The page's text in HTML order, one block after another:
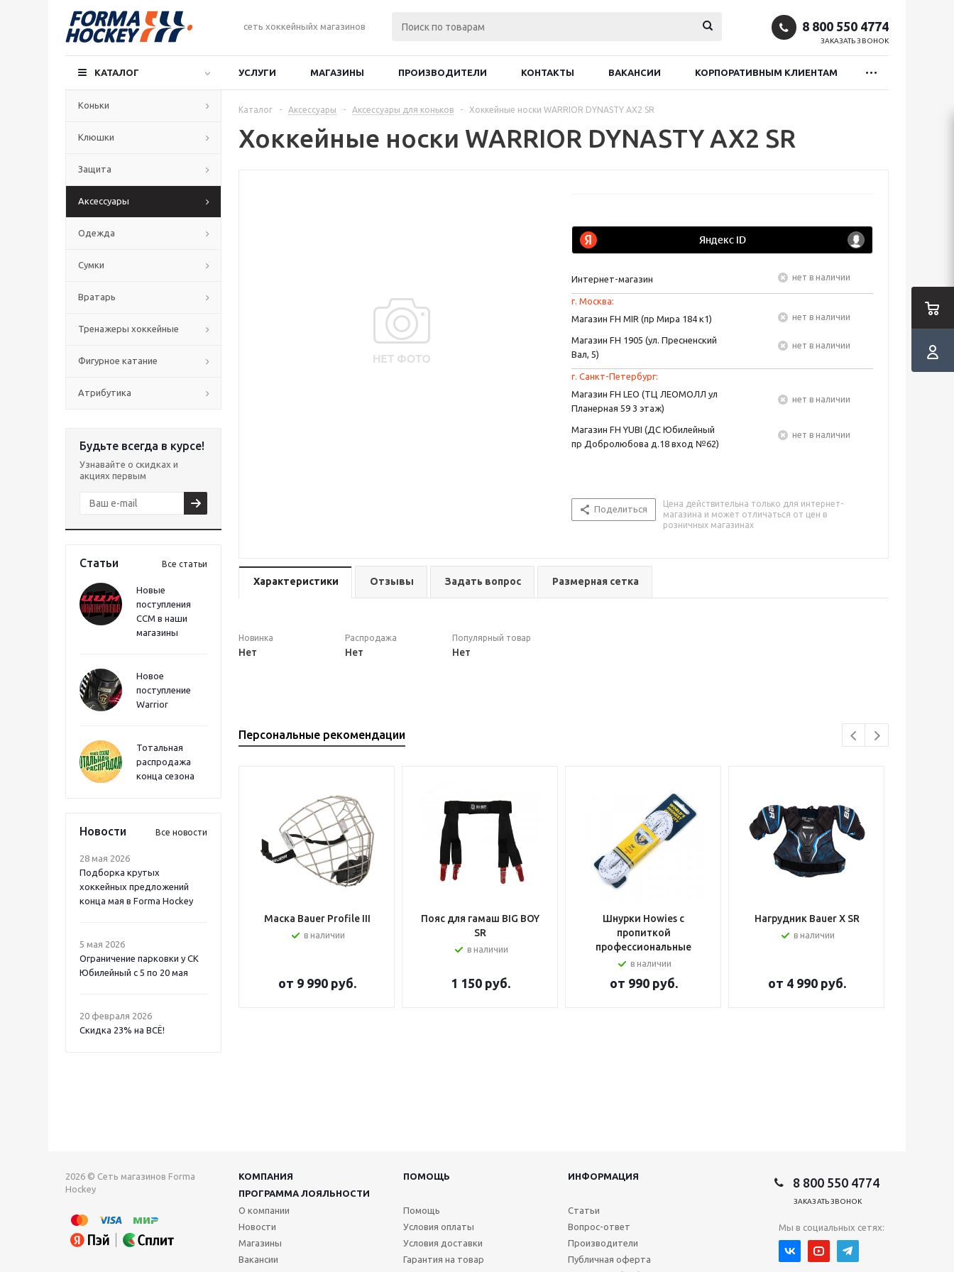
сеть хоккейныйх магазинов 8 800 550 4774
ЗАКАЗАТЬ ЗВОНОК
КАТАЛОГ УСЛУГИ МАГАЗИНЫ ПРОИЗВОДИТЕЛИ КОНТАКТЫ ВАКАНСИИ КОРПОРАТИВНЫМ КЛИЕНТАМ
Коньки
Клюшки
Защита
Аксессуары
Одежда
Сумки
Вратарь
Тренажеры хоккейные
Фигурное катание
Атрибутика
Будьте всегда в курсе!
Узнавайте о скидках и
акциях первым
Статьи Все статьи
Новые
поступления
CCM в наши
магазины
Новое
поступление
Warrior
Тотальная
распродажа
конца сезона
Новости Все новости
28 мая 2026
Подборка крутых
хоккейных предложений
конца мая в Forma Hockey
5 мая 2026
Ограничение парковки у СК
Юбилейный с 5 по 20 мая
20 февраля 2026
Скидка 23% на ВСË!
Каталог - Аксессуары - Аксессуары для коньков - Хоккейные носки WARRIOR DYNASTY AX2 SR
Хоккейные носки WARRIOR DYNASTY AX2 SR
Интернет-магазин Нет в наличии
г. Москва:
Магазин FH MIR (пр Мира 184 к1)
Нет в наличии
Магазин FH 1905 (ул. Пресненский
Вал, 5)
Нет в наличии
г. Санкт-Петербург:
Магазин FH LEO (ТЦ ЛЕОМОЛЛ ул
Планерная 59 3 этаж)
Нет в наличии
Магазин FH YUBI (ДС Юбилейный
пр Добролюбова д.18 вход №62)
Нет в наличии
Поделиться
Цена действительна только для интернет-
магазина и может отличаться от цен в
розничных магазинах
Характеристики Отзывы Задать вопрос Размерная сетка
Новинка
Нет
Распродажа
Нет
Популярный товар
Нет
Персональные рекомендации
Маска Bauer Profile III
в наличии
от 9 990 руб.
Пояс для гамаш BIG BOY
SR
в наличии
1 150руб.
Шнурки Howies с
пропиткой
профессиональные
в наличии
от 990 руб.
Нагрудник Bauer X SR
в наличии
от 4 990 руб.
2026 © Сеть магазинов Forma
Hockey
КОМПАНИЯ ПОМОЩЬ
ИНФОРМАЦИЯ
ПРОГРАММА ЛОЯЛЬНОСТИ
О компании
Новости
Магазины
Вакансии
Помощь
Условия оплаты
Условия доставки
Гарантия на товар
Статьи
Вопрос-ответ
Производители
Публичная оферта
8 800 550 4774
ЗАКАЗАТЬ ЗВОНОК
Мы в социальных сетях: